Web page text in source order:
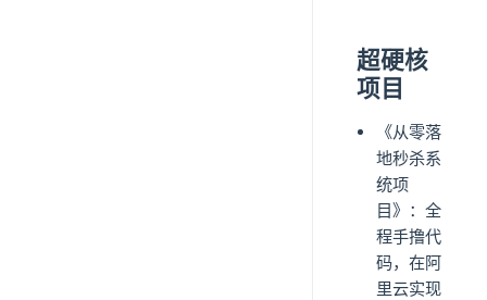
超硬核
项目
《从零落
地秒杀系
统项
目》：全
程手撸代
码，在阿
里云实现